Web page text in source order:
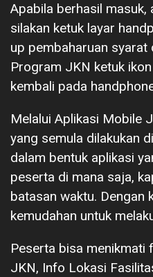
Apabila berhasil masuk,
silakan ketuk layar
up pembaharuan syarat
Program JKN ketuk ikon
kembali pada
Melalui Aplikasi Mobile
yang semula dilakukan
dalam bentuk aplikasi
peserta di mana saja,
batasan waktu. Dengan
kemudahan untuk
Peserta bisa
JKN, Info Lokasi